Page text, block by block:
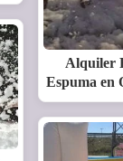
Alquiler
Espuma